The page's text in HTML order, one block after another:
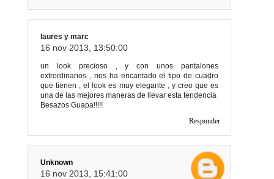
laures y marc
16 nov 2013, 13:50:00
un look precioso , y con unos pantalones
extrordinarios , nos ha encantado el tipo de cuadro
que tienen , el look es muy elegante , y creo que es
una de las mejores maneras de llevar esta tendencia
Besazos Guapa!!!!!
Responder
Unknown
16 nov 2013, 15:41:00